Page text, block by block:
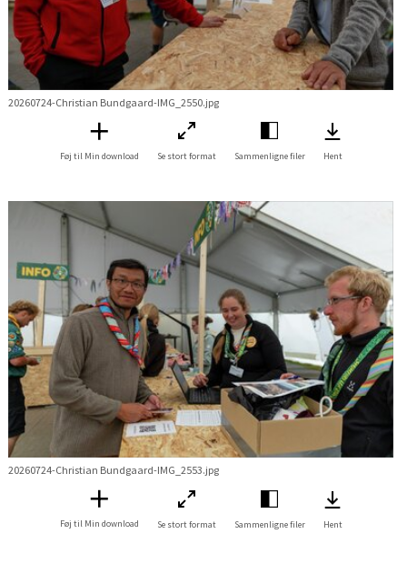
20260724-Christian Bundgaard-IMG_2550.jpg
Føj til Min download Se stort format Sammenligne filer Hent
20260724-Christian Bundgaard-IMG_2553.jpg
Føj til Min download Se stort format Sammenligne filer Hent